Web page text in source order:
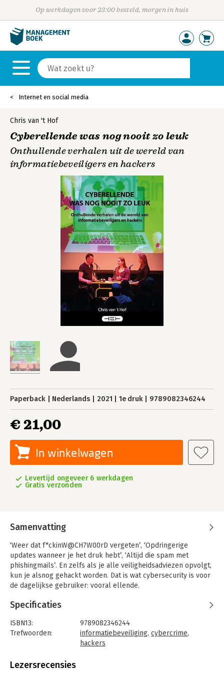
Op werkdagen voor 23:00 besteld, morgen in huis
Internet en social media
Chris van 't Hof
Cyberellende was nog nooit zo leuk
Onthullende verhalen uit de wereld van
informatiebeveiligers en hackers
Paperback Nederlands 2021 1e druk 9789082346244
€ 21,00
In winkelwagen
Levertijd ongeveer 6 werkdagen
Gratis verzonden
Samenvatting
‘Weer dat f*ckinW@CH7W00rD vergeten’, ‘Opdringerige
updates wanneer je het druk hebt’, ‘Altijd die spam met
phishingmails’. En zelfs als je alle veiligheidsadviezen opvolgt,
kun je alsnog gehackt worden. Dat is wat cybersecurity is voor
de dagelijkse gebruiker: vooral ellende.
In het boek 'Cyberellende was nog nooit zo leuk' laat
internetsocioloog Chris van ‘t Hof zien dat cybersecurity ook
een hele open wereld is met hackers die juist helpen ellende
te voorkomen en organisaties die steeds meer open staan voor
deze helpende hackers en bereid zijn hun kwetsbaarheden te
Denken als een hacker
Specificaties
ISBN13:
9789082346244
Trefwoorden:
informatiebeveiliging, cybercrime,
hackers
Bindwijze:
Lezersrecensies